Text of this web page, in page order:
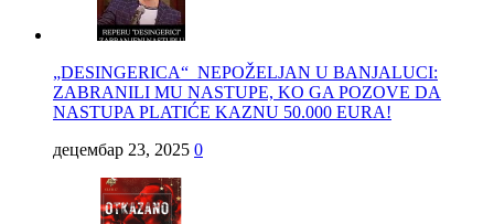
„DESINGERICA“ NEPOŽELJAN U BANJALUCI:
ZABRANILI MU NASTUPE, KO GA POZOVE DA
NASTUPA PLATIĆE KAZNU 50.000 EURA!
децембар 23, 2025 0